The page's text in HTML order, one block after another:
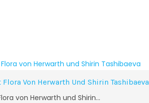
Von Herwarth Und Shirin Tashibaeva
von Herwarth und Shirin…